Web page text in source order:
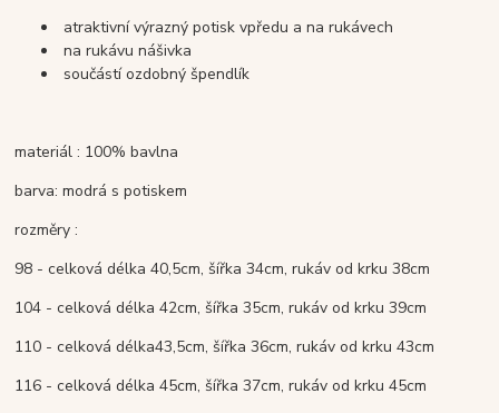
atraktivní výrazný potisk vpředu a na rukávech
na rukávu nášivka
součástí ozdobný špendlík
materiál : 100% bavlna
barva: modrá s potiskem
rozměry :
98 - celková délka 40,5cm, šířka 34cm, rukáv od krku 38cm
104 - celková délka 42cm, šířka 35cm, rukáv od krku 39cm
110 - celková délka43,5cm, šířka 36cm, rukáv od krku 43cm
116 - celková délka 45cm, šířka 37cm, rukáv od krku 45cm